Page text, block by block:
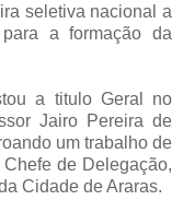
seletiva nacional a
a formação da
a titulo Geral no
Jairo Pereira de
um trabalho de
de Delegação,
Cidade de Araras.